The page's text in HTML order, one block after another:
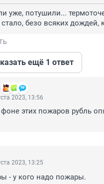
уже, потушили...
безо всяких дождей,
ещё 1 ответ
2023, 13:56
этих пожаров рубль
2023, 13:25
- у кого надо пожары.